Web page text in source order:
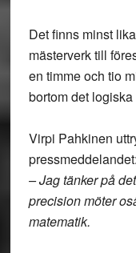
Det finns minst
mästerverk till
en timme och tio
bortom det
Virpi Pahkinen
pressmeddelandet:
– Jag tänker på
precision möter
matematik.